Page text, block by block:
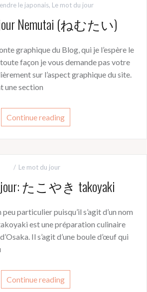
le japonais, Le mot du jour
Nemutai (ねむたい)
graphique du Blog, qui je l’espère le
façon je vous demande pas votre
sur l’aspect graphique du site.
une section
Continue reading
Le mot du jour
jour: たこやき takoyaki
particulier puisqu’il s’agit d’un nom
est une préparation culinaire
Il s’agit d’une boule d’œuf qui
Continue reading